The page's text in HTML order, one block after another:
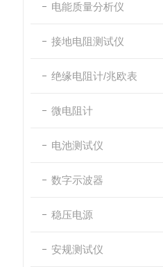
电能质量分析仪
接地电阻测试仪
绝缘电阻计/兆欧表
微电阻计
电池测试仪
数字示波器
稳压电源
安规测试仪